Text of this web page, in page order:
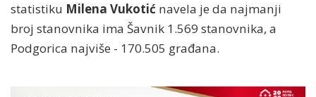
statistiku Milena Vukotić navela je da najmanji
broj stanovnika ima Šavnik 1.569 stanovnika, a
Podgorica najviše - 170.505 građana.